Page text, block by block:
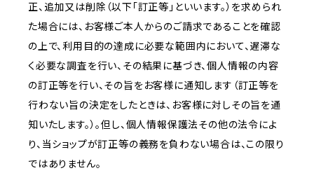
正、追加又は削除（以下「訂正等」といいます。）を求められ
た場合には、お客様ご本人からのご請求であることを確認
の上で、利用目的の達成に必要な範囲内において、遅滞な
く必要な調査を行い、その結果に基づき、個人情報の内容
の訂正等を行い、その旨をお客様に通知します（訂正等を
行わない旨の決定をしたときは、お客様に対しその旨を通
知いたします。）。但し、個人情報保護法その他の法令によ
り、当ショップが訂正等の義務を負わない場合は、この限り
ではありません。